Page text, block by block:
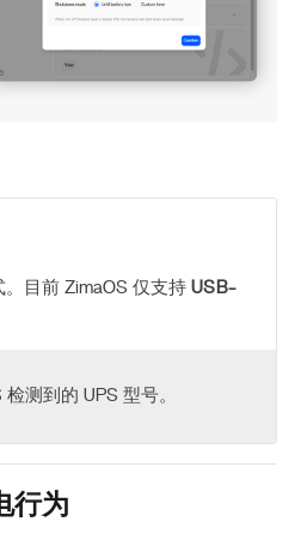
目前 ZimaOS 仅支持 USB-
测到的 UPS 型号。
行为